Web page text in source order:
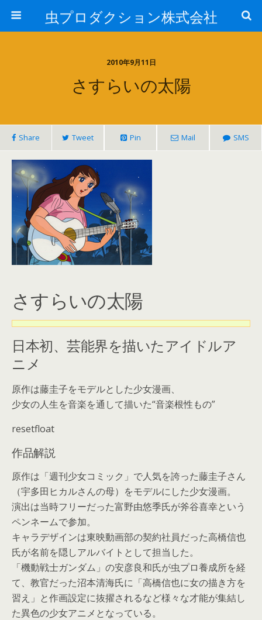
虫プロダクション株式会社
2010年9月11日
さすらいの太陽
Share Tweet Pin Mail SMS
さすらいの太陽
日本初、芸能界を描いたアイドルア
ニメ
原作は藤圭子をモデルとした少女漫画、
少女の人生を音楽を通して描いた“音楽根性もの”
resetfloat
作品解説
原作は「週刊少女コミック」で人気を誇った藤圭子さん
（宇多田ヒカルさんの母）をモデルにした少女漫画。
演出は当時フリーだった富野由悠季氏が斧谷喜幸という
ペンネームで参加。
キャラデザインは東映動画部の契約社員だった高橋信也
氏が名前を隠しアルバイトとして担当した。
「機動戦士ガンダム」の安彦良和氏が虫プロ養成所を経
て、教官だった沼本清海氏に「高橋信也に女の描き方を
習え」と作画設定に抜擢されるなど様々な才能が集結し
た異色の少女アニメとなっている。